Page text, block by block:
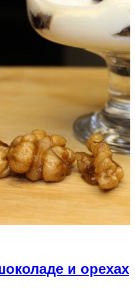
и орехах